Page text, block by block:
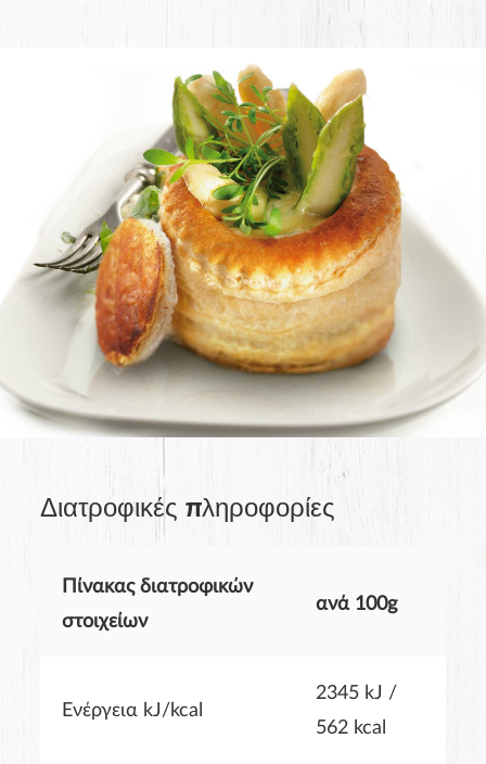
Διατροφικές πληροφορίες
Πίνακας διατροφικών
στοιχείων
ανά 100g
Ενέργεια kJ/kcal
2345 kJ /
562 kcal
Product rating